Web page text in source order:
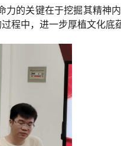
的关键在于挖掘其精神
程中，进一步厚植文化底